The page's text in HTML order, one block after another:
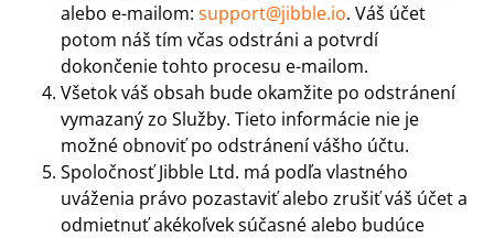
alebo e-mailom: support@jibble.io. Váš účet
potom náš tím včas odstráni a potvrdí
dokončenie tohto procesu e-mailom.
Všetok váš obsah bude okamžite po odstránení
vymazaný zo Služby. Tieto informácie nie je
možné obnoviť po odstránení vášho účtu.
Spoločnosť Jibble Ltd. má podľa vlastného
uváženia právo pozastaviť alebo zrušiť váš účet a
odmietnuť akékoľvek súčasné alebo budúce